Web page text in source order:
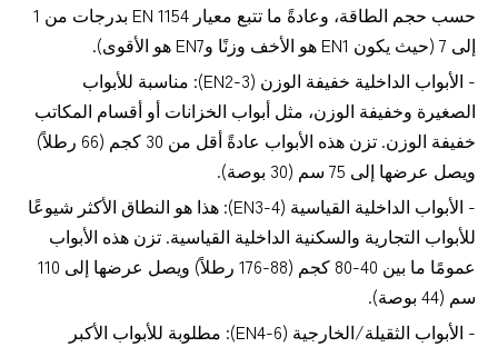
حسب حجم الطاقة، وعادةً ما تتبع معيار EN 1154 بدرجات من 1
إلى 7 (حيث يكون EN1 هو الأخف وزنًا وEN7 هو الأقوى).
- الأبواب الداخلية خفيفة الوزن (EN2-3): مناسبة للأبواب
الصغيرة وخفيفة الوزن، مثل أبواب الخزانات أو أقسام المكاتب
خفيفة الوزن. تزن هذه الأبواب عادةً أقل من 30 كجم (66 رطلاً)
ويصل عرضها إلى 75 سم (30 بوصة).
- الأبواب الداخلية القياسية (EN3-4): هذا هو النطاق الأكثر شيوعًا
للأبواب التجارية والسكنية الداخلية القياسية. تزن هذه الأبواب
عمومًا ما بين 40-80 كجم (88-176 رطلاً) ويصل عرضها إلى 110
سم (44 بوصة).
- الأبواب الثقيلة/الخارجية (EN4-6): مطلوبة للأبواب الأكبر